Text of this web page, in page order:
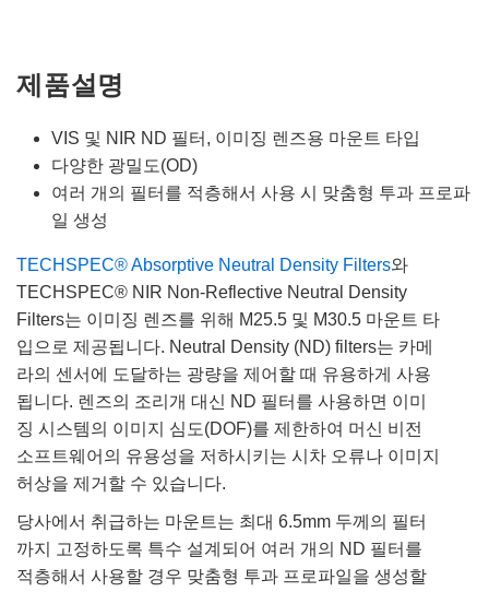
제품설명
VIS 및 NIR ND 필터, 이미징 렌즈용 마운트 타입
다양한 광밀도(OD)
여러 개의 필터를 적층해서 사용 시 맞춤형 투과 프로파
일 생성
TECHSPEC® Absorptive Neutral Density Filters와
TECHSPEC® NIR Non-Reflective Neutral Density
Filters는 이미징 렌즈를 위해 M25.5 및 M30.5 마운트 타
입으로 제공됩니다. Neutral Density (ND) filters는 카메
라의 센서에 도달하는 광량을 제어할 때 유용하게 사용
됩니다. 렌즈의 조리개 대신 ND 필터를 사용하면 이미
징 시스템의 이미지 심도(DOF)를 제한하여 머신 비전
소프트웨어의 유용성을 저하시키는 시차 오류나 이미지
허상을 제거할 수 있습니다.
당사에서 취급하는 마운트는 최대 6.5mm 두께의 필터
까지 고정하도록 특수 설계되어 여러 개의 ND 필터를
적층해서 사용할 경우 맞춤형 투과 프로파일을 생성할